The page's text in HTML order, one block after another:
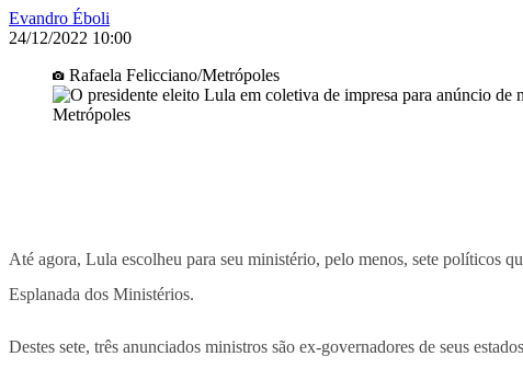
Evandro Éboli
24/12/2022 10:00
Rafaela Felicciano/Metrópoles
Até agora, Lula escolheu para seu ministério, pelo menos, sete políticos
Esplanada dos Ministérios.
Destes sete, três anunciados ministros são ex-governadores de seus